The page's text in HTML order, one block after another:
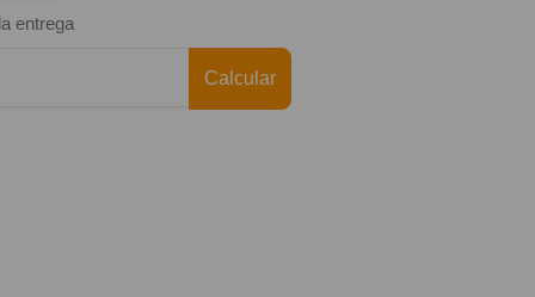
entrega
Calcular